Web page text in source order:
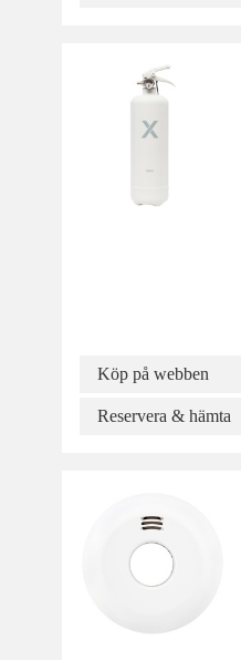
Köp på webben
Reservera & hämta